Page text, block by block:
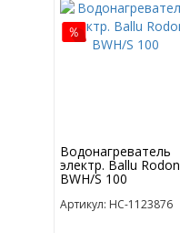
Водонагреватель
электр. Ballu Rodon
BWH/S 100
Артикул: НС-1123876